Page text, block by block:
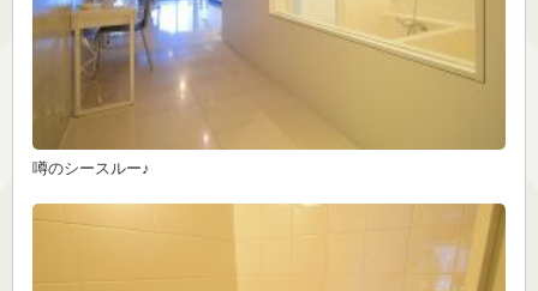
噂のシースルー♪